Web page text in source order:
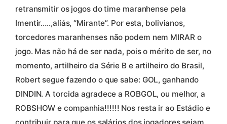
retransmitir os jogos do time maranhense pela
Imentir…..,aliás, “Mirante”. Por esta, bolivianos,
torcedores maranhenses não podem nem MIRAR o
jogo. Mas não há de ser nada, pois o mérito de ser, no
momento, artilheiro da Série B e artilheiro do Brasil,
Robert segue fazendo o que sabe: GOL, ganhando
DINDIN. A torcida agradece a ROBGOL, ou melhor, a
ROBSHOW e companhia!!!!!! Nos resta ir ao Estádio e